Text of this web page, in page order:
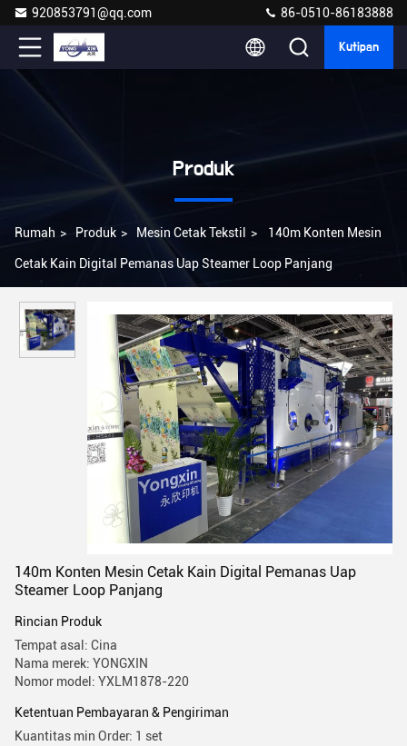
920853791@qq.com 86-0510-86183888
Kutipan
Produk
Rumah > Produk > Mesin Cetak Tekstil > 140m Konten Mesin
Cetak Kain Digital Pemanas Uap Steamer Loop Panjang
140m Konten Mesin Cetak Kain Digital Pemanas Uap
Steamer Loop Panjang
Rincian Produk
Tempat asal: Cina
Nama merek: YONGXIN
Nomor model: YXLM1878-220
Ketentuan Pembayaran & Pengiriman
Kuantitas min Order: 1 set